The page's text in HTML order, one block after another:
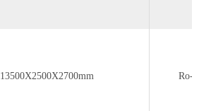
13500X2500X2700mm Ro-